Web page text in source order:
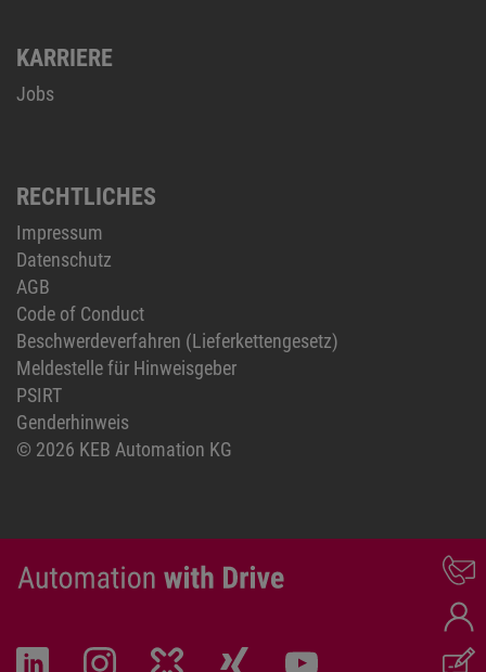
KARRIERE
Jobs
RECHTLICHES
Impressum
Datenschutz
AGB
Code of Conduct
Beschwerdeverfahren (Lieferkettengesetz)
Meldestelle für Hinweisgeber
PSIRT
Genderhinweis
© 2026 KEB Automation KG